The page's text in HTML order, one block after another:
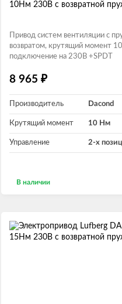
10Нм 230В с возвратной
Привод систем вентиляции с
возвратом, крутящий момент
подключение на 230В +SPDT
8 965 ₽
Производитель Dacond
Крутящий момент 10 Нм
Управление 2-х
В наличии
В корзину